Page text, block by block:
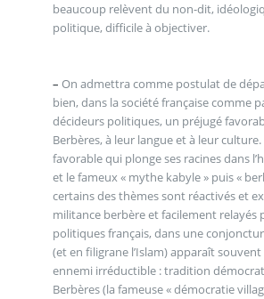
beaucoup relèvent du non-dit,
politique, difficile à objectiver.
– On admettra comme postulat de
bien, dans la société française comme
décideurs politiques, un préjugé
Berbères, à leur langue et à leur
favorable qui plonge ses racines dans
et le fameux « mythe kabyle » puis «
certains des thèmes sont réactivés et
militance berbère et facilement relayés
politiques français, dans une
(et en filigrane l’Islam) apparaît
ennemi irréductible : tradition
Berbères (la fameuse « démocratie